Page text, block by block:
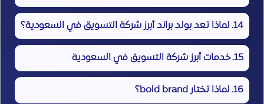
لماذا تعد بولد براند أبرز شركة التسويق في السعودية؟
خدمات أبرز شركة التسويق في السعودية
لماذا تختار bold brand؟